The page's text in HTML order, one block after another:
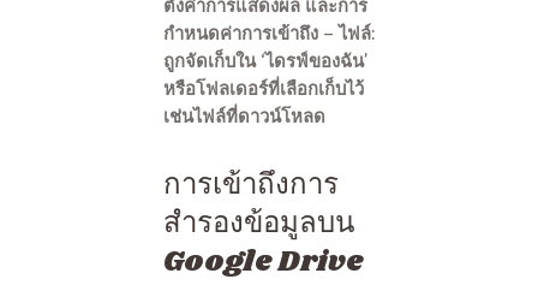
กำหนดค่าการเข้าถึง – ไฟล์:
ถูกจัดเก็บใน ‘ไดรฟ์ของฉัน’
หรือโฟลเดอร์ที่เลือกเก็บไว้
เช่นไฟล์ที่ดาวน์โหลด
การเข้าถึงการ
สำรองข้อมูลบน
Google Drive